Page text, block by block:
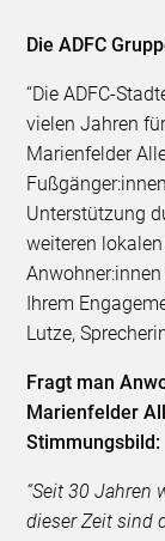
Die ADFC
“Die ADFC-
vielen Jahren
Marienfelder
Unterstützung
weiteren
Ihrem
Lutze,
Fragt man
Marienfelder
Stimmungsbild:
“Seit 30 Jahren
dieser Zeit sind